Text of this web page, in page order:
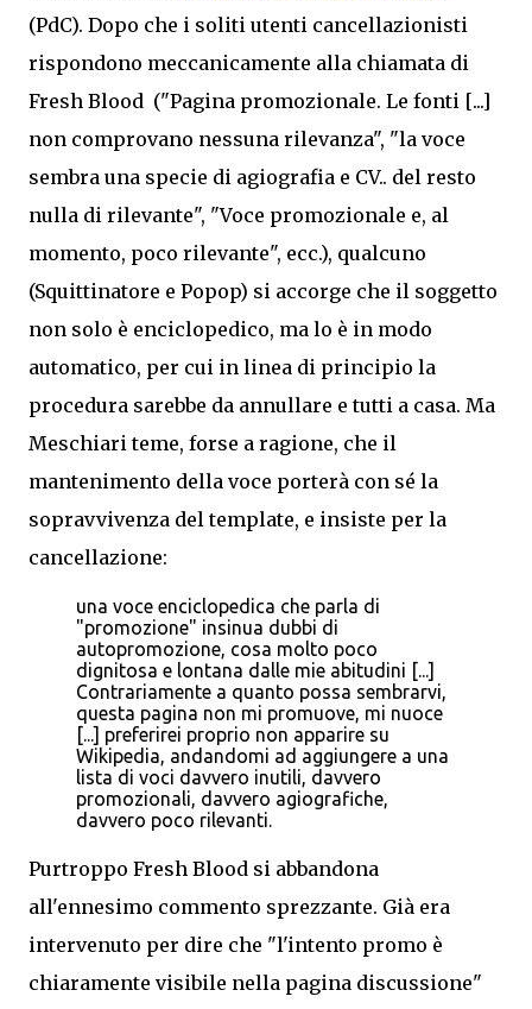
(PdC). Dopo che i soliti utenti cancellazionisti
rispondono meccanicamente alla chiamata di
Fresh Blood ("Pagina promozionale. Le fonti [...]
non comprovano nessuna rilevanza", "la voce
sembra una specie di agiografia e CV.. del resto
nulla di rilevante", "Voce promozionale e, al
momento, poco rilevante", ecc.), qualcuno
(Squittinatore e Popop) si accorge che il soggetto
non solo è enciclopedico, ma lo è in modo
automatico, per cui in linea di principio la
procedura sarebbe da annullare e tutti a casa. Ma
Meschiari teme, forse a ragione, che il
mantenimento della voce porterà con sé la
sopravvivenza del template, e insiste per la
cancellazione:
una voce enciclopedica che parla di
"promozione" insinua dubbi di
autopromozione, cosa molto poco
dignitosa e lontana dalle mie abitudini [...]
Contrariamente a quanto possa sembrarvi,
questa pagina non mi promuove, mi nuoce
[...] preferirei proprio non apparire su
Wikipedia, andandomi ad aggiungere a una
lista di voci davvero inutili, davvero
promozionali, davvero agiografiche,
davvero poco rilevanti.
Purtroppo Fresh Blood si abbandona
all'ennesimo commento sprezzante. Già era
intervenuto per dire che "l'intento promo è
chiaramente visibile nella pagina discussione"